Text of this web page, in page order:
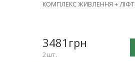
-26%
КОМПЛЕКС ЖИВЛЕННЯ +
3481грн
2шт.